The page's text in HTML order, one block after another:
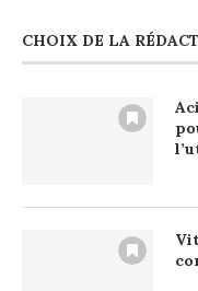
CHOIX DE LA